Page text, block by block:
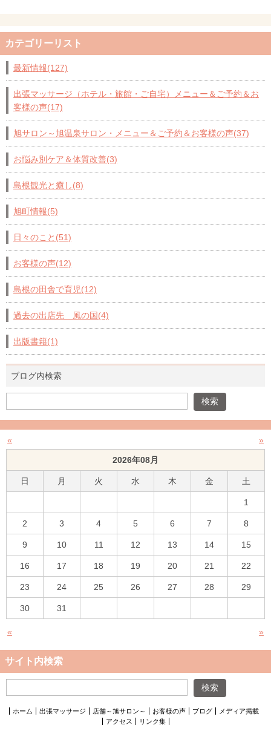
カテゴリーリスト
最新情報(127)
出張マッサージ（ホテル・旅館・ご自宅）メニュー＆ご予約＆お
客様の声(17)
旭サロン～旭温泉サロン・メニュー＆ご予約＆お客様の声(37)
お悩み別ケア＆体質改善(3)
島根観光と癒し(8)
旭町情報(5)
日々のこと(51)
お客様の声(12)
島根の田舎で育児(12)
過去の出店先 風の国(4)
出版書籍(1)
ブログ内検索
« »
2026年08月
日 月 火 水 木 金 土
1
2 3 4 5 6 7 8
9 10 11 12 13 14 15
16 17 18 19 20 21 22
23 24 25 26 27 28 29
30 31
« »
サイト内検索
ホーム 出張マッサージ 店舗～旭サロン～ お客様の声 ブログ
メディア掲載
アクセス
リンク集